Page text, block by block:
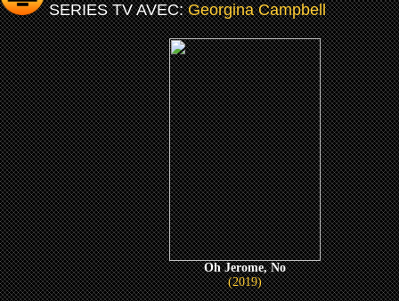
SERIES TV AVEC:Georgina Campbell
Oh Jerome, No
(2019)